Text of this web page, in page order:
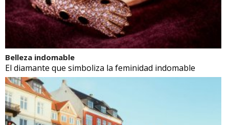
Belleza indomable
El diamante que simboliza la feminidad indomable